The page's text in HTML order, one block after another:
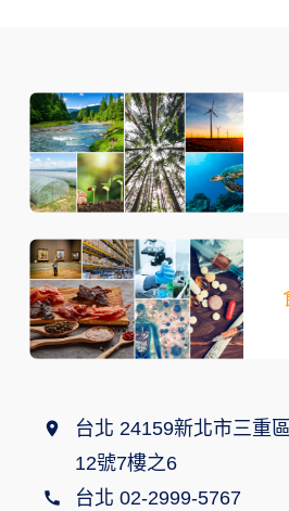
台北 24159新北市三重
12號7樓之6
台北 02-2999-5767